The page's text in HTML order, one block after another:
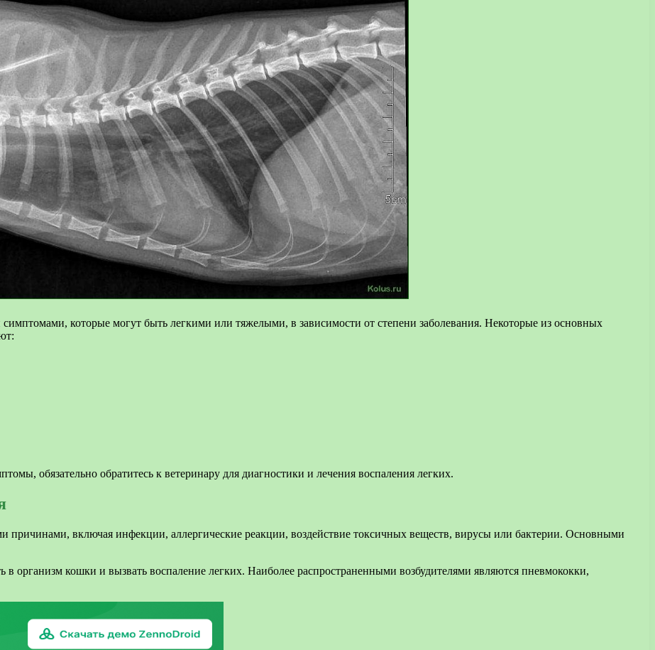
которые могут быть легкими или тяжелыми, в зависимости от степени заболевания. Некоторые из основных
обязательно обратитесь к ветеринару для диагностики и лечения воспаления легких.
причинами, включая инфекции, аллергические реакции, воздействие токсичных веществ, вирусы или бактерии. Основными
организм кошки и вызвать воспаление легких. Наиболее распространенными возбудителями являются пневмококки,